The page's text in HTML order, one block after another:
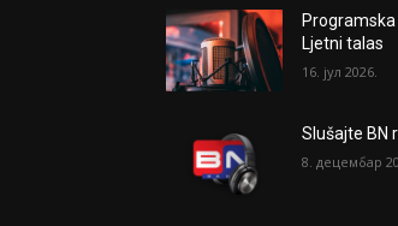
Ljetni talas
16. јул 2026.
Slušajte BN
8. децембар